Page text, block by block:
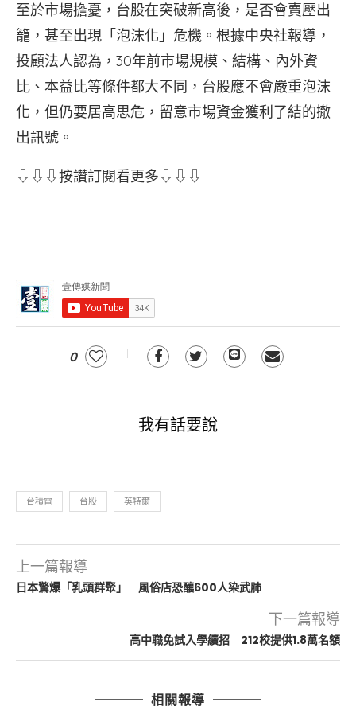
至於市場擔憂，台股在突破新高後，是否會賣壓出
籠，甚至出現「泡沫化」危機。根據中央社報導，
投顧法人認為，30年前市場規模、結構、內外資
比、本益比等條件都大不同，台股應不會嚴重泡沫
化，但仍要居高思危，留意市場資金獲利了結的撤
出訊號。
⇩⇩⇩按讚訂閱看更多⇩⇩⇩
0
我有話要說
台積電 台股 英特爾
上一篇報導
日本驚爆「乳頭群聚」 風俗店恐釀600人染武肺
下一篇報導
高中職免試入學續招 212校提供1.8萬名額
相關報導